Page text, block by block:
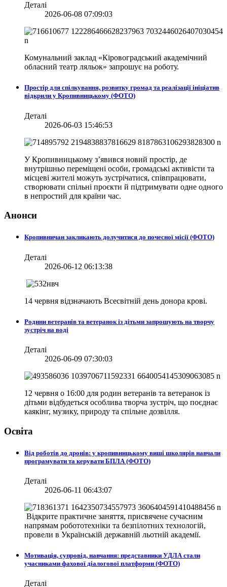
Деталі
2026-06-08 07:09:03
Комунальний заклад «Кіровоградський академічний
обласний театр ляльок» запрошує на роботу.
Простір для спілкування, розвитку громад та реалізації ініціатив
відкрили у Кропивницькому (ФОТО)
Деталі
2026-06-03 15:46:53
У Кропивницькому з’явився новий простір, де
внутрішньо переміщені особи, громадські активісти та
місцеві жителі можуть зустрічатися, співпрацювати,
створювати спільні проєкти й підтримувати одне одного
в непростий для країни час.
Анонси
Кропивничан закликають долучитися до почесної місії (ФОТО)
Деталі
2026-06-12 06:13:38
14 червня відзначають Всесвітній день донора крові.
Родини ветеранів та ветеранок із дітьми запрошують на творчу
зустріч на воді
Деталі
2026-06-09 07:30:03
12 червня о 16:00 для родин ветеранів та ветеранок із
дітьми відбудеться особлива творча зустріч, що поєднає
каякінг, музику, природу та спільне дозвілля.
Освіта
Від роботів до дронів: у кропивницькому виші школярів навчали
програмувати та керувати БПЛА (ФОТО)
Деталі
2026-06-11 06:43:07
Відкрите практичне заняття, присвячене сучасним
напрямам робототехніки та безпілотних технологій,
провели в Українській державній льотній академії.
Мотивація, супровід, навчання: представники УДЛА стали
учасниками фахової діалогової платформи (ФОТО)
Деталі